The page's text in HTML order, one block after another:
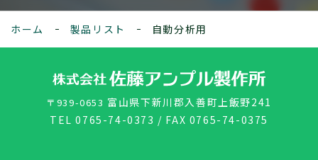
ホーム 製品リスト 自動分析用
〒939-0653 富山県下新川郡入善町上飯野241
TEL 0765-74-0373 / FAX 0765-74-0375